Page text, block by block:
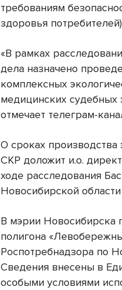
требованиям
здоровья
«В рамках
дела назначено
комплексных
медицинских судебных
отмечает телеграм-
О сроках производства
СКР доложит и.о.
ходе расследования
Новосибирской
В мэрии Новосибирска
полигона
Роспотребнадзора по
Сведения внесены в
особыми условиями